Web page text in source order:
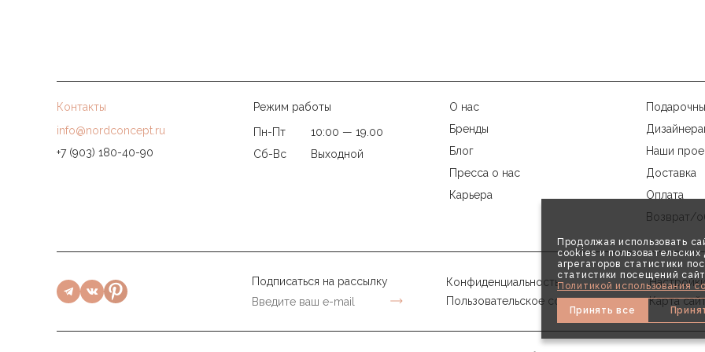
Продолжая использовать
cookies и
агрегаторов статистики
статистики посещений
Политикой использования
Принять все
Контакты
info@nordconcept.ru
+7 (903) 180-40-90
Режим работы
Пн-Пт
10:00 — 19.00
Сб-Вс
Выходной
О нас
Бренды
Блог
Наши
Пресса о нас
Доставка
Карьера
Оплата
Возврат/
Подписаться на рассылку
Конфиденциальность
Пользовательское соглашение
Карта